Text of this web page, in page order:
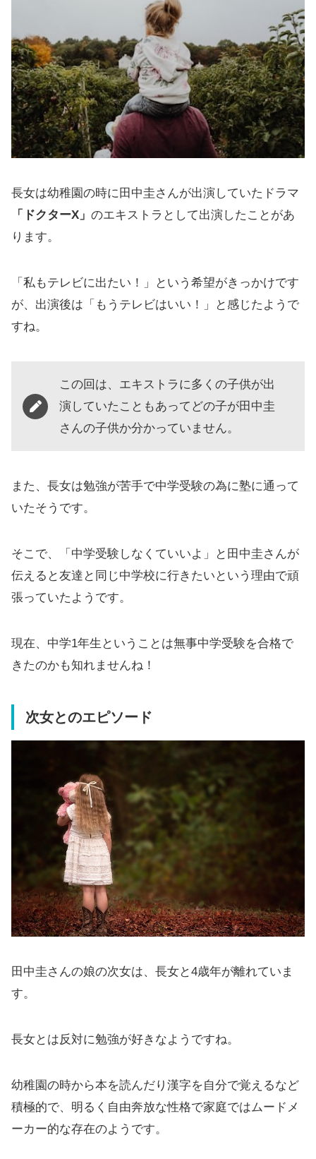
長女は幼稚園の時に田中圭さんが出演していたドラマ
「ドクターX」 のエキストラとして出演したことがあ
ります。
「私もテレビに出たい！」という希望がきっかけです
が、出演後は「もうテレビはいい！」と感じたようで
すね。
この回は、エキストラに多くの子供が出
演していたこともあってどの子が田中圭
さんの子供か分かっていません。
また、長女は勉強が苦手で中学受験の為に塾に通って
いたそうです。
そこで、「中学受験しなくていいよ」と田中圭さんが
伝えると友達と同じ中学校に行きたいという理由で頑
張っていたようです。
現在、中学1年生ということは無事中学受験を合格で
きたのかも知れませんね！
次女とのエピソード
田中圭さんの娘の次女は、長女と4歳年が離れていま
す。
長女とは反対に勉強が好きなようですね。
幼稚園の時から本を読んだり漢字を自分で覚えるなど
積極的で、明るく自由奔放な性格で家庭ではムードメ
ーカー的な存在のようです。